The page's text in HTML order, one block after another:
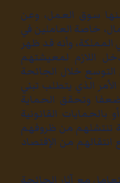
سوق العمل، وعن
خاصة العاملين في
العاملين في المملكة، وأنه قد ظهر
اللازم لمعيشتهم
خلال الجائحة
الذي يتطلب تبني
وتحقق الحماية
القانونية
تنتشلهم من ظروفهم
من الإقتصاد